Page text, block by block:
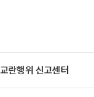
란행위 신고센터